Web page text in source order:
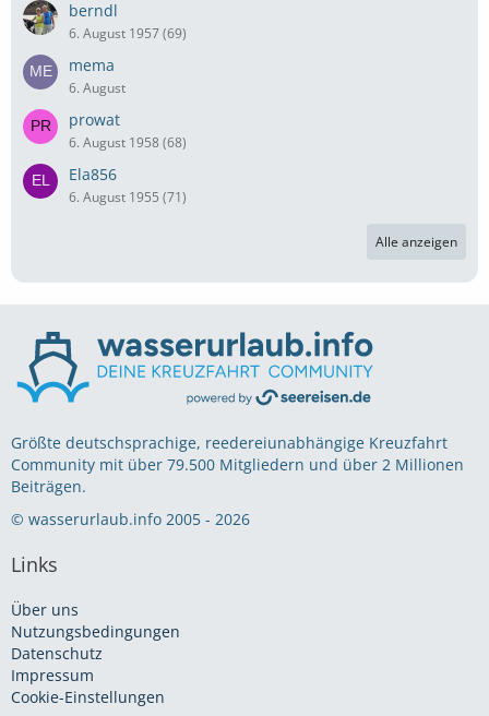
berndl
6. August 1957 (69)
mema
6. August
prowat
6. August 1958 (68)
Ela856
6. August 1955 (71)
Alle anzeigen
Größte deutschsprachige, reedereiunabhängige Kreuzfahrt
Community mit über 79.500 Mitgliedern und über 2 Millionen
Beiträgen.
© wasserurlaub.info 2005 - 2026
Links
Über uns
Nutzungsbedingungen
Datenschutz
Impressum
Cookie-Einstellungen